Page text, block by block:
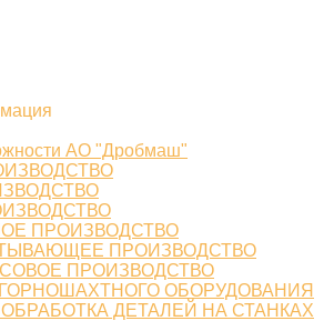
АО "Дробмаш"
ПРОИЗВОДСТВО
ПРОИЗВОДСТВО
ПРОИЗВОДСТВО
ОБОРУДОВАНИЯ
ДЕТАЛЕЙ НА СТАНКАХ